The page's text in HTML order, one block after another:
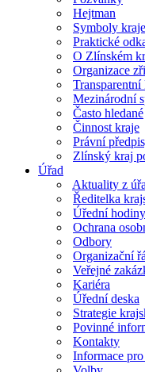
Hejtman
Symboly kraje
Praktické
O Zlínském
Organizace
Transparentní
Mezinárodní
Často hledané
Činnost kraje
Právní
Zlínský kraj
Úřad
Aktuality z
Ředitelka
Úřední hodiny
Ochrana
Odbory
Organizační
Veřejné
Kariéra
Úřední deska
Strategie
Povinné
Kontakty
Informace